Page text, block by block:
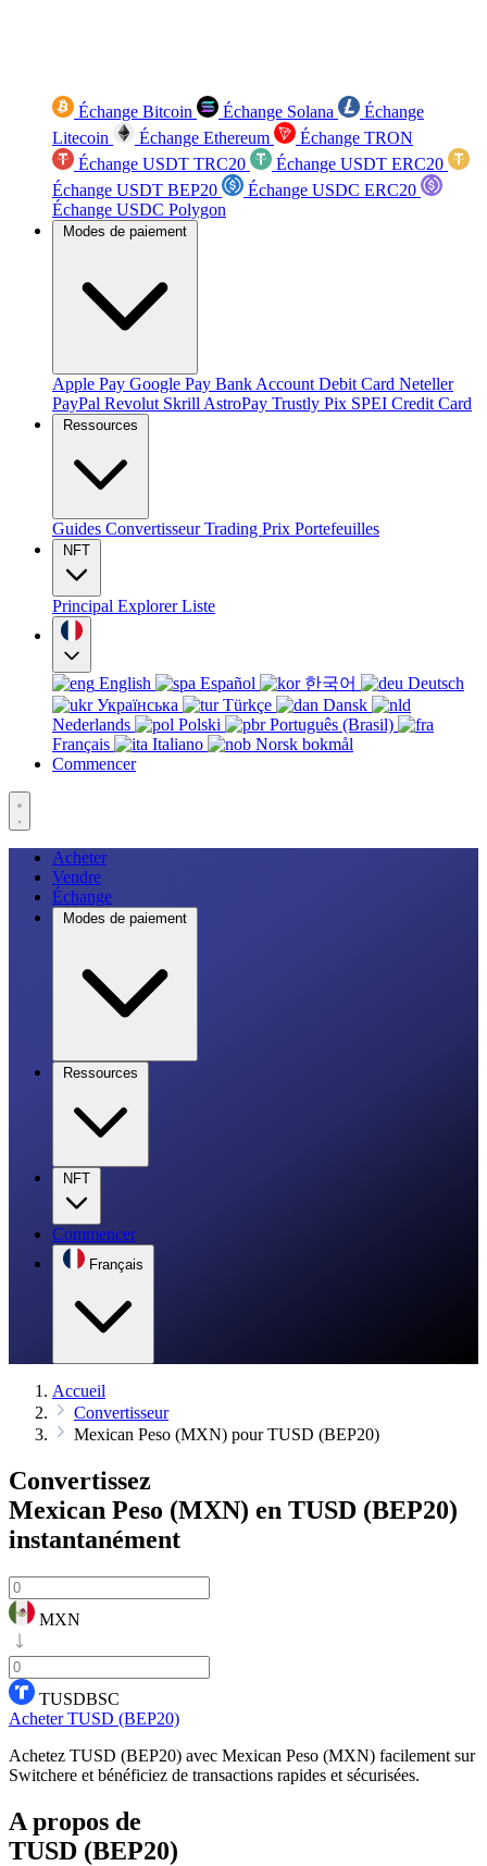
Échange Bitcoin Échange Solana
Échange
Litecoin
Échange Ethereum
Échange TRON
Échange USDT TRC20
Échange USDT ERC20
Échange USDT BEP20
Échange USDC ERC20
Échange USDC Polygon
Modes de paiement
Apple Pay Google Pay Bank Account Debit Card Neteller
PayPal Revolut Skrill AstroPay Trustly Pix SPEI Credit Card
Ressources
Guides ConvertisseurTrading Prix Portefeuilles
NFT
Principal ExplorerListe
English Español 한국어
Deutsch
Українська
Türkçe
Dansk
Nederlands
Polski
Português (Brasil)
Français
Italiano
Norsk bokmål
Commencer
Acheter
Vendre
Échange
Modes de paiement
Ressources
NFT
Commencer
Français
Accueil
Convertisseur
Mexican Peso (MXN) pour TUSD (BEP20)
Convertissez
Mexican Peso (MXN) en TUSD (BEP20)
instantanément
MXN
TUSDBSC
Acheter TUSD (BEP20)
Achetez TUSD (BEP20) avec Mexican Peso (MXN) facilement sur
Switchere et bénéficiez de transactions rapides et sécurisées.
A propos de
TUSD (BEP20)